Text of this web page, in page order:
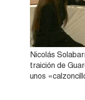
Nicolás
traición de
unos